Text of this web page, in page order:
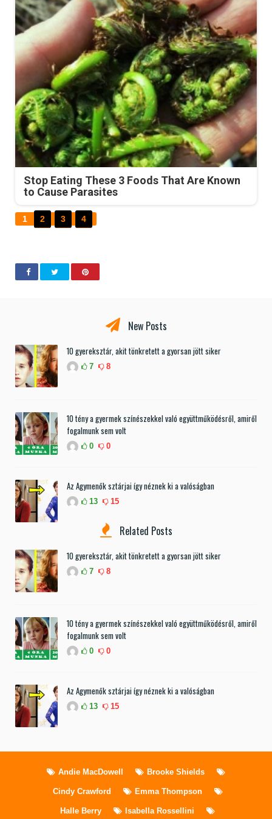
Stop Eating These 3 Foods That Are Known
to Cause Parasites
1 2 3 4
New Posts
10 gyereksztár, akit tönkretett a gyorsan jött siker
7 8
10 tény a gyermek színészekkel való együttműködésről, amiről
fogalmunk sem volt
0 0
Az Agymenők sztárjai így néznek ki a valóságban
13 15
Related Posts
10 gyereksztár, akit tönkretett a gyorsan jött siker
7 8
10 tény a gyermek színészekkel való együttműködésről, amiről
fogalmunk sem volt
0 0
Az Agymenők sztárjai így néznek ki a valóságban
13 15
Andie MacDowell Brooke Shields
Cindy Crawford Emma Thompson
Halle Berry Isabella Rossellini